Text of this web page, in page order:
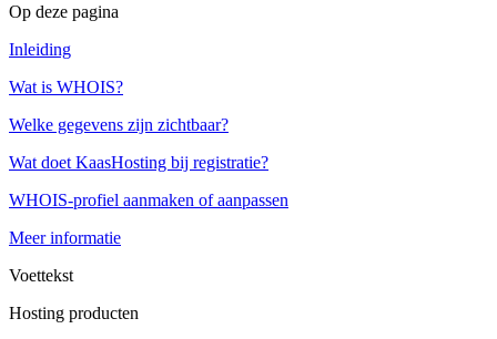
Op deze pagina
Inleiding
Wat is WHOIS?
Welke gegevens zijn zichtbaar?
Wat doet KaasHosting bij registratie?
WHOIS-profiel aanmaken of aanpassen
Meer informatie
Voettekst
Hosting producten